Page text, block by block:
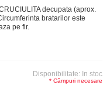
decupata (aprox.
bratarilor este
pe fir.
Disponibilitate: In stoc
* Câmpuri necesare